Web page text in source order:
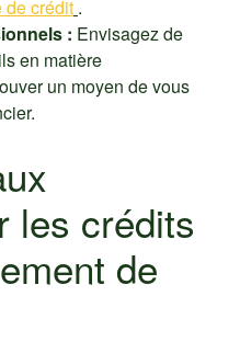
de crédit .
: Envisagez de
en matière
un moyen de vous
les crédits
de